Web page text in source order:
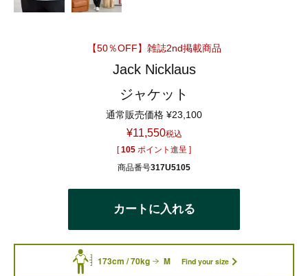
【50％OFF】雑誌2nd掲載商品
Jack Nicklaus
ジャケット
通常販売価格 ¥23,100
¥11,550税込
[ 105 ポイント進呈 ]
商品番号317U5105
カートに入れる
173cm / 70kg M Find your size